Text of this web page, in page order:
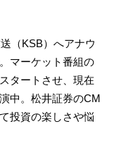
（KSB）へアナウ
マーケット番組の
タートさせ、現在
中。松井証券のCM
投資の楽しさや悩